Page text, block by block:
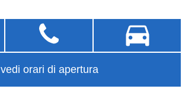
vedi orari di apertura